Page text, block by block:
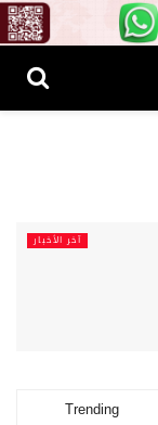
آخر الأخبار
Trending